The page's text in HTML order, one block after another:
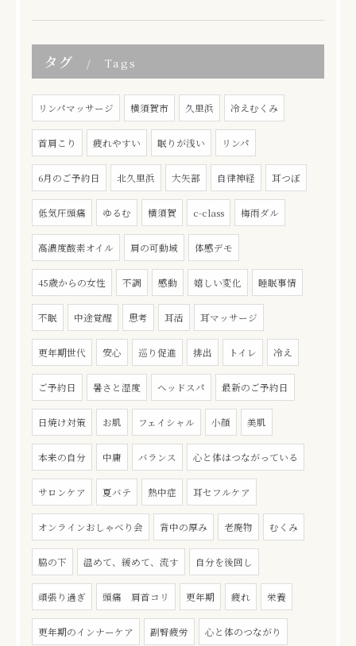
タグ Tags
リンパマッサージ 横須賀市 久里浜 冷えむくみ
首肩こり 疲れやすい 眠りが浅い リンパ
6月のご予約日 北久里浜 大矢部 自律神経 耳つぼ
低気圧頭痛 ゆるむ 横須賀 c-class 梅雨ダル
高濃度酸素オイル 肩の可動域 体感デモ
45歳からの女性 不調 感動 嬉しい変化 睡眠事情
不眠 中途覚醒 思考 耳活 耳マッサージ
更年期世代 安心 巡り促進 排出 トイレ 冷え
ご予約日 暑さと湿度 ヘッドスパ 最新のご予約日
日焼け対策 お肌 フェイシャル 小顔 美肌
本来の自分 中庸 バランス 心と体はつながっている
サロンケア 夏バテ 熱中症 耳セフルケア
オンラインおしゃべり会 背中の厚み 老廃物 むくみ
脇の下 温めて、緩めて、流す 自分を後回し
頑張り過ぎ 頭痛 肩首コリ 更年期 疲れ 栄養
更年期のインナーケア 副腎疲労 心と体のつながり